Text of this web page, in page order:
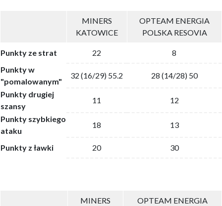
MINERS
KATOWICE
OPTEAM ENERGIA
POLSKA RESOVIA
Punkty ze strat 22
8
Punkty w
"pomalowanym"
32 (16/29) 55.2
28 (14/28) 50
Punkty drugiej
szansy
11
12
Punkty szybkiego
ataku
18 13
Punkty z ławki 20 30
MINERS
OPTEAM ENERGIA